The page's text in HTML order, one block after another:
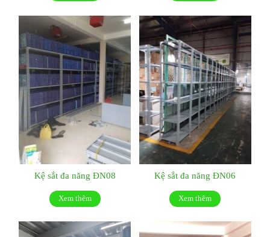
Kệ sắt đa năng ĐN08
Xem thêm
Kệ sắt đa năng ĐN06
Xem thêm